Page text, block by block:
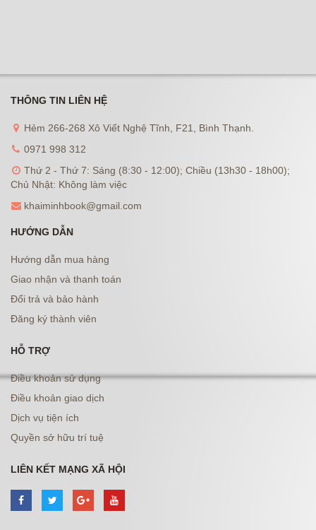
THÔNG TIN LIÊN HỆ
Hẻm 266-268 Xô Viết Nghệ Tĩnh, F21, Bình Thạnh.
0971 998 312
Thứ 2 - Thứ 7: Sáng (8:30 - 12:00); Chiều (13h30 - 18h00);
Chủ Nhật: Không làm việc
khaiminhbook@gmail.com
HƯỚNG DẪN
Hướng dẫn mua hàng
Giao nhận và thanh toán
Đổi trả và bảo hành
Đăng ký thành viên
HỖ TRỢ
Điều khoản sử dụng
Điều khoản giao dịch
Dịch vụ tiện ích
Quyền sở hữu trí tuệ
LIÊN KẾT MẠNG XÃ HỘI